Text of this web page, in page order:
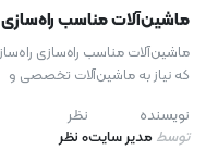
ماشین‌آلات مناسب راه‌سازی
ماشین‌آلات مناسب راه‌سازی
که نیاز به ماشین‌آلات تخصصی و
نویسنده
توسطمدیر سایت
نظر
0 نظر